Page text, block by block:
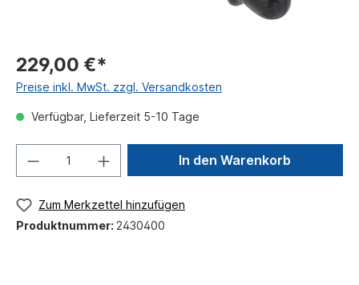
229,00 €*
Preise inkl. MwSt. zzgl. Versandkosten
Verfügbar, Lieferzeit 5-10 Tage
In den Warenkorb
Zum Merkzettel hinzufügen
Produktnummer: 2430400